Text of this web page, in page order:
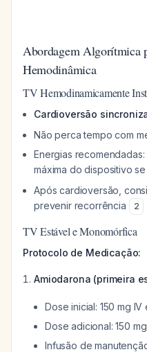
Abordagem Algorítmica
Hemodinâmica
TV Hemodinamicamente
Cardioversão
Não perca tempo com
Energias
máxima do dispositivo
Após cardioversão,
prevenir recorrência
2
TV Estável e Monomórfica
Protocolo de Medicação:
Amiodarona (primeira
Dose inicial: 150 mg IV
Dose adicional: 150
Infusão de